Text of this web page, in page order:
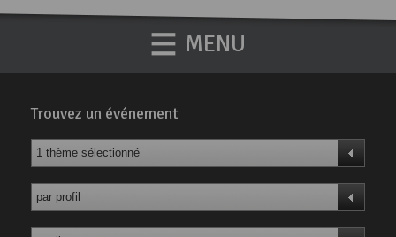
MENU
Trouvez un événement
1 thème sélectionné
par profil